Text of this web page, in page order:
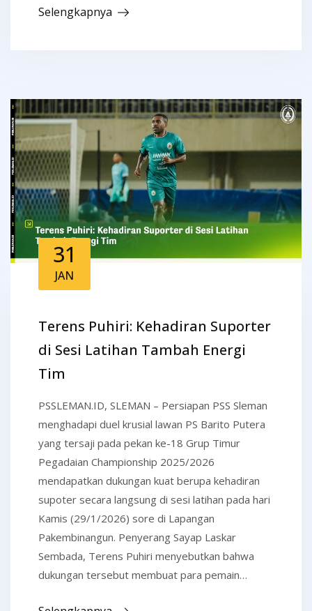
Selengkapnya
31
JAN
Terens Puhiri: Kehadiran Suporter
di Sesi Latihan Tambah Energi
Tim
PSSLEMAN.ID, SLEMAN – Persiapan PSS Sleman
menghadapi duel krusial lawan PS Barito Putera
yang tersaji pada pekan ke-18 Grup Timur
Pegadaian Championship 2025/2026
mendapatkan dukungan kuat berupa kehadiran
supoter secara langsung di sesi latihan pada hari
Kamis (29/1/2026) sore di Lapangan
Pakembinangun. Penyerang Sayap Laskar
Sembada, Terens Puhiri menyebutkan bahwa
dukungan tersebut membuat para pemain…